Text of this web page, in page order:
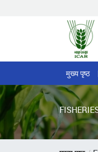
Page
मुख्य पृष्ठ